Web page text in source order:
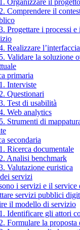
Organizzare il
Comprendere il
Progettare i processi e i
Realizzare
Validare la soluzione
primaria
Interviste
Questionari
Test di usabilità
Web analytics
Strumenti di
secondaria
Ricerca documentale
Analisi benchmark
Valutazione euristica
servizi
i servizi e il service
servizi pubblici
il modello di servizio
Identificare gli attori
Formulare la proposta